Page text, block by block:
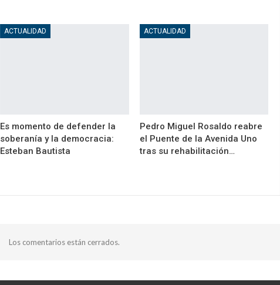
ACTUALIDAD
Es momento de defender la
soberanía y la democracia:
Esteban Bautista
ACTUALIDAD
Pedro Miguel Rosaldo reabre
el Puente de la Avenida Uno
tras su rehabilitación…
Los comentarios están cerrados.